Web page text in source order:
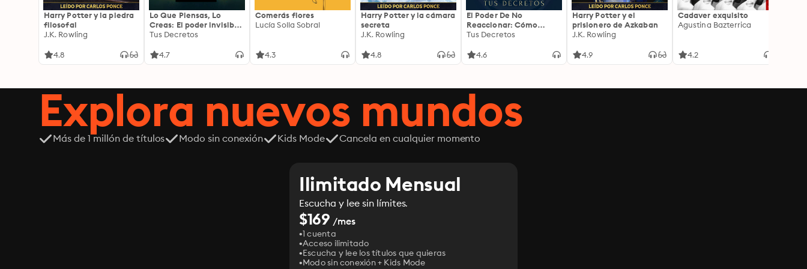
Harry Potter y la piedra
filosofal
J.K. Rowling
4.8
Lo Que Piensas, Lo
Creas: El poder invisible
de tus palabras, tu
transformar tu realidad
Tus Decretos
4.7
Comerás flores
Lucía Solla Sobral
4.3
Harry Potter y la cámara
secreta
J.K. Rowling
4.8
El Poder De No
Reaccionar: Cómo
Controlar Tus
liberarte de la
serena que transforma
cada decisión
Tus Decretos
4.6
Harry Potter y el
prisionero de Azkaban
J.K. Rowling
4.9
Cadaver exquisito
Agustina Bazterrica
4.2
Explora nuevos mundos
Más de 1 millón de títulos Modo sin conexión Kids Mode Cancela en cualquier momento
Ilimitado Mensual
Escucha y lee sin límites.
$169 /mes
1 cuenta
Acceso ilimitado
Escucha y lee los títulos que quieras
Modo sin conexión + Kids Mode